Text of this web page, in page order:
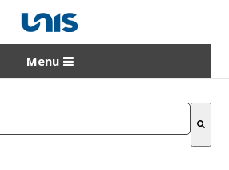
Menu
pesquisa com recurso de